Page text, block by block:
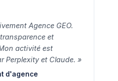
Agence GEO.
et
activité est
Perplexity et Claude. »
d'agence